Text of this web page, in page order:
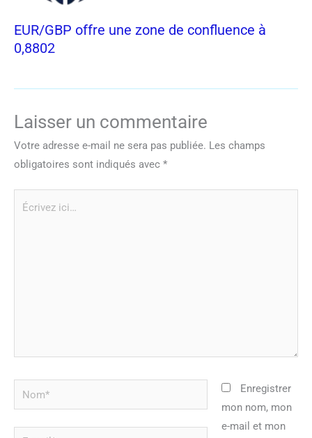
EUR/GBP offre une zone de confluence à
0,8802
Laisser un commentaire
Votre adresse e-mail ne sera pas publiée. Les champs
obligatoires sont indiqués avec *
Nom*
Enregistrer
mon nom, mon
e-mail et mon